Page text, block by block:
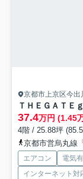
京都市上京区今出
ＴＨＥＧＡＴＥ
37.4万円 (1.45
4階 / 25.88坪
京都市営烏丸線
エアコン 電気有
インターネット対